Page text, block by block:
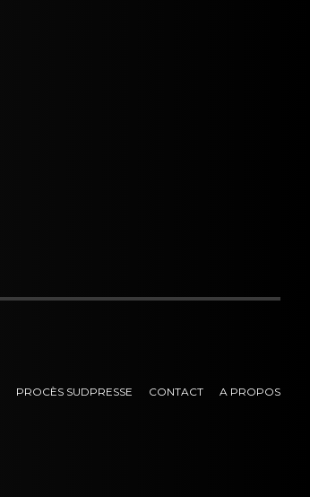
PROCÈS SUDPRESSE CONTACT A PROPOS